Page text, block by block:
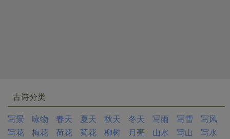
古诗分类
写景
咏物 春天 夏天 秋天 冬天 写雨 写雪
写风
写花
梅花 荷花 菊花 柳树 月亮 山水 写山
写水